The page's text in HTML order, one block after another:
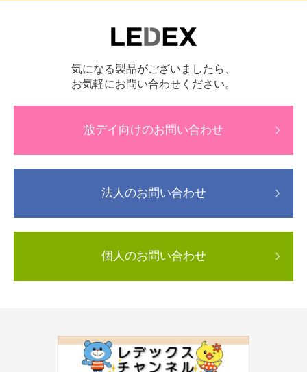
気になる製品がございましたら、
お気軽にお問い合わせください。
放デイ向けのお問い合わせ
法人のお問い合わせ
個人のお問い合わせ